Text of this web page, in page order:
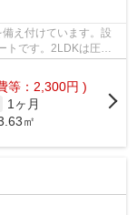
え付けています。設
トです。2LDKは圧迫
等：2,300円 )
1ヶ月
㎡